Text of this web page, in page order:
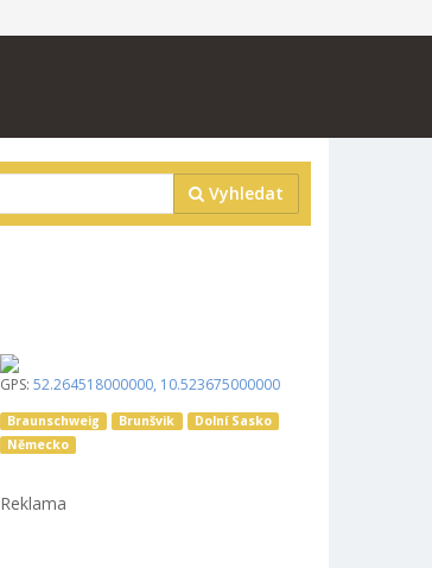
Vyhledat
GPS: 52.264518000000, 10.523675000000
Braunschweig Brunšvik
Dolní Sasko
Německo
Reklama